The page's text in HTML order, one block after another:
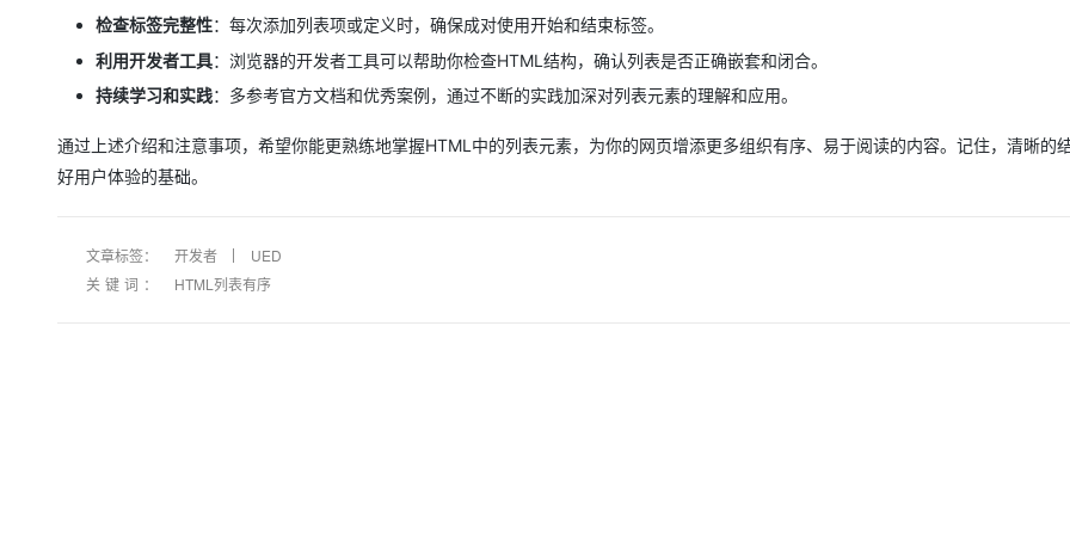
检查标签完整性：每次添加列表项或定义时，确保成对使用开始和结束标签。
利用开发者工具：浏览器的开发者工具可以帮助你检查HTML结构，确认列表是否正确嵌套和闭合。
持续学习和实践：多参考官方文档和优秀案例，通过不断的实践加深对列表元素的理解和应用。
通过上述介绍和注意事项，希望你能更熟练地掌握HTML中的列表元素，为你的网页增添更多组织有序、易于阅读的内容。记住，清晰的
好用户体验的基础。
文章标签： 开发者
UED
关键词：
HTML列表有序